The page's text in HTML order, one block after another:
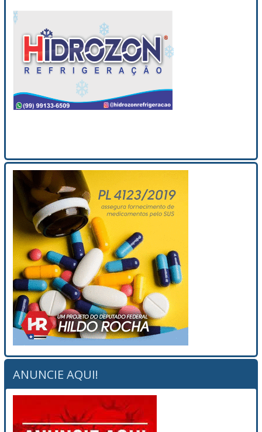
ANUNCIE AQUI!